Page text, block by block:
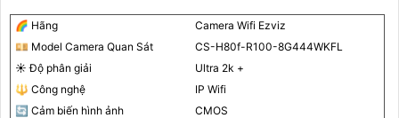
🌈 Hãng
Camera Wifi Ezviz
💴 Model Camera Quan Sát
CS-H80f-R100-8G444WKFL
☀️ Độ phân giải
Ultra 2k +
🔱 Công nghệ
IP Wifi
🔄 Cảm biến hình ảnh
CMOS